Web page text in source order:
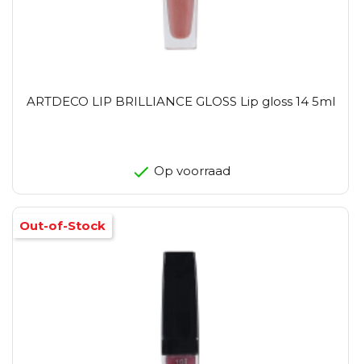
ARTDECO LIP BRILLIANCE GLOSS Lip gloss 14 5ml
Op voorraad
Out-of-Stock